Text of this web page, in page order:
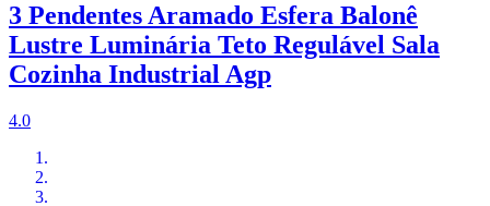
3 Pendentes Aramado Esfera Balonê
Lustre Luminária Teto Regulável Sala
Cozinha Industrial Agp
4.0